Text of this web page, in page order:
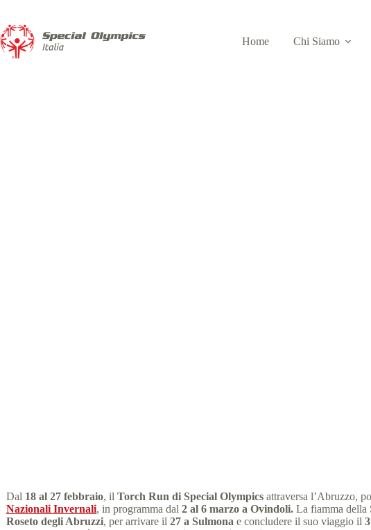
Home Chi Siamo
Dal 18 al 27 febbraio, il Torch Run di Special Olympics attraversa l’Abruzzo,
Nazionali Invernali, in programma dal 2 al 6 marzo a Ovindoli. La fiamma della
Roseto degli Abruzzi, per arrivare il 27 a Sulmona e concludere il suo viaggio il